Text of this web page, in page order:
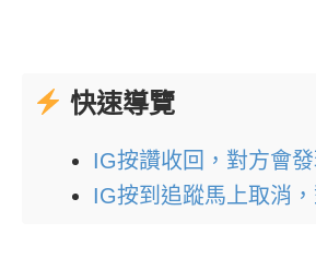
快速導覽
IG按讚收回，對方會發
IG按到追蹤馬上取消